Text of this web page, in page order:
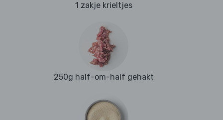
1 zakje krieltjes
250g half-om-half gehakt